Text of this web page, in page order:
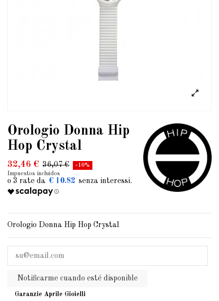
Orologio Donna Hip
Hop Crystal
32,46 € 36,07 € -10%
Impuestos incluidos
€ 10.82
Orologio Donna Hip Hop Crystal
Notificarme cuando esté disponible
Garanzie Aprile Gioielli